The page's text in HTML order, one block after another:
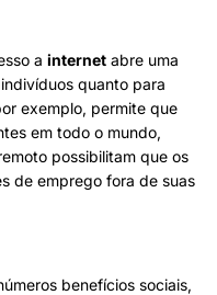
a internet abre uma
quanto para
exemplo, permite que
em todo o mundo,
possibilitam que os
de emprego fora de suas
benefícios sociais,